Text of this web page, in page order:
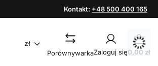
Kontakt: +48 500 400 165
zł
PorównywarkaZaloguj się0,00 zł